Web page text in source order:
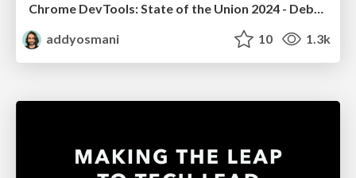
Chrome DevTools: State of the Union 2024 - Debugging React & Beyond
addyosmani
10 1.3k